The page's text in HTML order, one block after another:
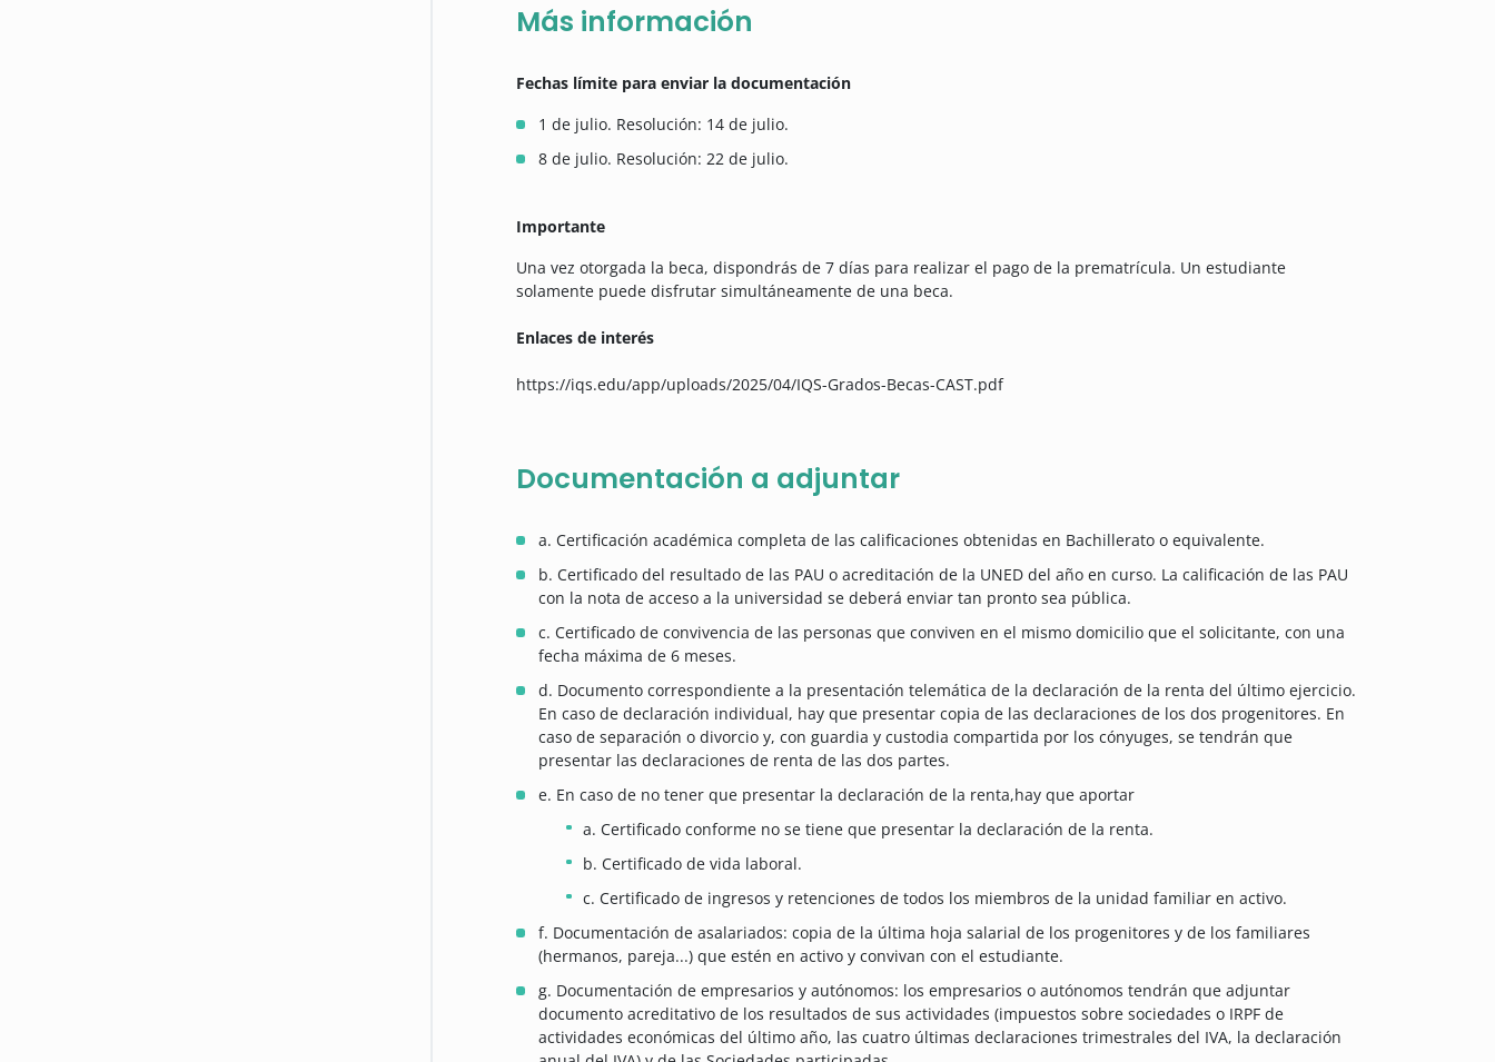
Más información
Fechas límite para enviar la documentación
1 de julio. Resolución: 14 de julio.
8 de julio. Resolución: 22 de julio.
Importante
Una vez otorgada la beca, dispondrás de 7 días para realizar el pago de la prematrícula. Un estudiante
solamente puede disfrutar simultáneamente de una beca.
Enlaces de interés
https://iqs.edu/app/uploads/2025/04/IQS-Grados-Becas-CAST.pdf
Documentación a adjuntar
a. Certificación académica completa de las calificaciones obtenidas en Bachillerato o equivalente.
b. Certificado del resultado de las PAU o acreditación de la UNED del año en curso. La calificación de las PAU
con la nota de acceso a la universidad se deberá enviar tan pronto sea pública.
c. Certificado de convivencia de las personas que conviven en el mismo domicilio que el solicitante, con una
fecha máxima de 6 meses.
d. Documento correspondiente a la presentación telemática de la declaración de la renta del último ejercicio.
En caso de declaración individual, hay que presentar copia de las declaraciones de los dos progenitores. En
caso de separación o divorcio y, con guardia y custodia compartida por los cónyuges, se tendrán que
presentar las declaraciones de renta de las dos partes.
e. En caso de no tener que presentar la declaración de la renta,hay que aportar
a. Certificado conforme no se tiene que presentar la declaración de la renta.
b. Certificado de vida laboral.
c. Certificado de ingresos y retenciones de todos los miembros de la unidad familiar en activo.
f. Documentación de asalariados: copia de la última hoja salarial de los progenitores y de los familiares
(hermanos, pareja...) que estén en activo y convivan con el estudiante.
g. Documentación de empresarios y autónomos: los empresarios o autónomos tendrán que adjuntar
documento acreditativo de los resultados de sus actividades (impuestos sobre sociedades o IRPF de
actividades económicas del último año, las cuatro últimas declaraciones trimestrales del IVA, la declaración